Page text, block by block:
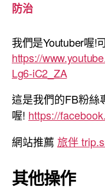
防治
我們是Youtuber喔!
https://
Lg6-iC2_ZA
這是我們的FB粉絲
喔! https://
網站推薦 旅伴
其他操作